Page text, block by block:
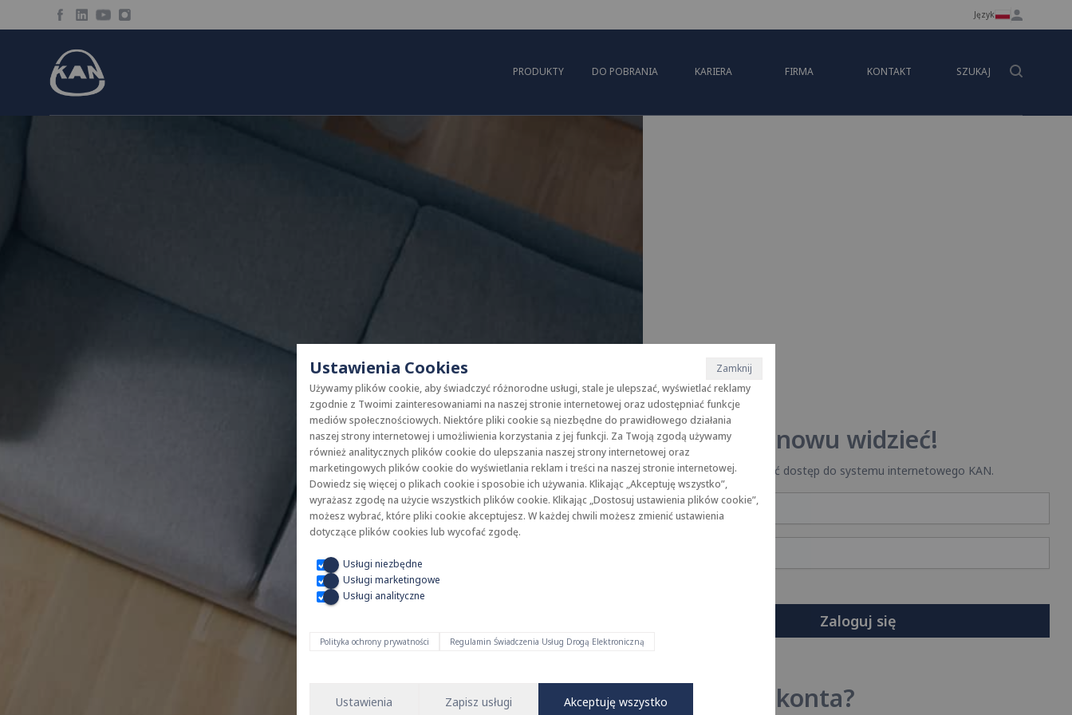
Ustawienia Cookies
Zamknij
Używamy plików cookie, aby świadczyć różnorodne usługi, stale je ulepszać, wyświetlać reklamy
zgodnie z Twoimi zainteresowaniami na naszej stronie internetowej oraz udostępniać funkcje
mediów społecznościowych. Niektóre pliki cookie są niezbędne do prawidłowego działania
naszej strony internetowej i umożliwienia korzystania z jej funkcji. Za Twoją zgodą używamy
również analitycznych plików cookie do ulepszania naszej strony internetowej oraz
marketingowych plików cookie do wyświetlania reklam i treści na naszej stronie internetowej.
Dowiedz się więcej o plikach cookie i sposobie ich używania. Klikając „Akceptuję wszystko”,
wyrażasz zgodę na użycie wszystkich plików cookie. Klikając „Dostosuj ustawienia plików cookie”,
możesz wybrać, które pliki cookie akceptujesz. W każdej chwili możesz zmienić ustawienia
dotyczące plików cookies lub wycofać zgodę.
Usługi niezbędne
Usługi marketingowe
Usługi analityczne
Polityka ochrony prywatności Regulamin Świadczenia Usług Drogą Elektroniczną
Ustawienia Zapisz usługi Akceptuję wszystko
Język
PRODUKTY DO POBRANIA KARIERA FIRMA KONTAKT SZUKAJ
Miło Cię znowu widzieć!
Zaloguj się, żeby mieć dostęp do systemu internetowego KAN.
Zaloguj się
Nie masz konta?